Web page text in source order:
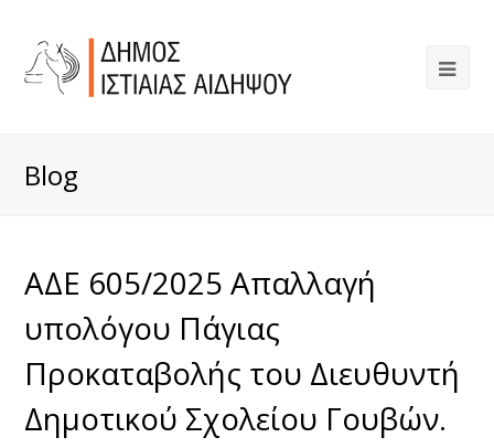
Blog
ΑΔΕ 605/2025 Απαλλαγή
υπολόγου Πάγιας
Προκαταβολής του Διευθυντή
Δημοτικού Σχολείου Γουβών.